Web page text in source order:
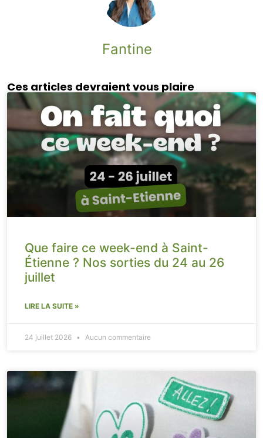
Fantine
Ces articles devraient vous plaire
Que faire ce week-end à Saint-
Étienne ? Nos sorties du 24 au 26
juillet
LIRE LA SUITE »
24 juillet 2026 Aucun commentaire